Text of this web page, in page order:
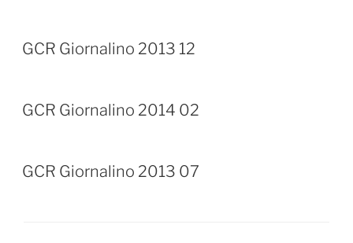
GCR Giornalino 2013 12
GCR Giornalino 2014 02
GCR Giornalino 2013 07